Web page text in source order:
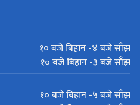
१० बजे बिहान -४ बजे साँझ
१० बजे बिहान -३ बजे साँझ
१० बजे बिहान -५ बजे साँझ